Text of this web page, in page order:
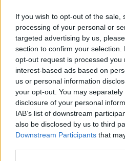
If you wish to opt-out of the sale,
processing of your personal or
targeted advertising by us,
section to confirm your
opt-out request is processed you
interest-based ads based on
us or personal information
your opt-out. You may
disclosure of your personal
IAB’s list of downstream
also be disclosed by us to third
Downstream Participants that
Demény Norbert:
nem láttam ezen az
Felgyorsult a labdarúgás,
technológia, a kiscsapatok
jelenleg zajló Európa-
elemeztük ki Demény
U18-as csapatának